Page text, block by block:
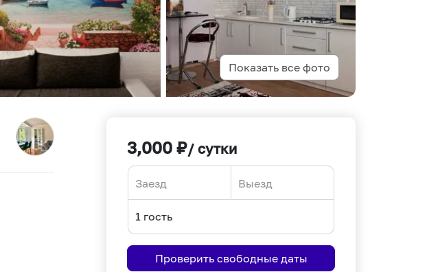
Показать все фото
3,000 ₽/ сутки
forward
interact
interact
Проверить свободные даты